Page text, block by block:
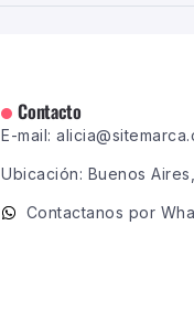
Contacto
E-mail:
Ubicación: Buenos
Contactanos por